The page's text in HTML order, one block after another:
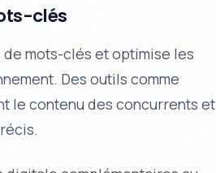
clés
de mots-clés et optimise les
Des outils comme
le contenu des concurrents et